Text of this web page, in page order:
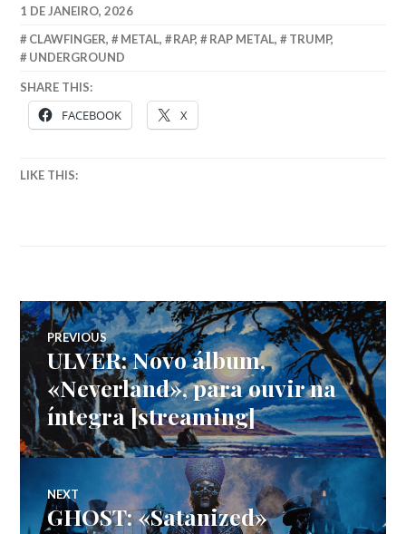
1 DE JANEIRO, 2026
CLAWFINGER, METAL, RAP, RAP METAL, TRUMP,
UNDERGROUND
SHARE THIS:
FACEBOOK X
LIKE THIS:
Navegação
de
artigos
PREVIOUS
Previous
post:
ULVER: Novo álbum,
«Neverland», para ouvir na
íntegra [streaming]
NEXT
Next
GHOST: «Satanized»